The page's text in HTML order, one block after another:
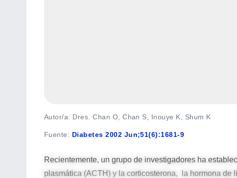
Autor/a: Dres. Chan O, Chan S, Inouye K, Shum K
Fuente: Diabetes 2002 Jun;51(6):1681-9
Recientemente, un grupo de investigadores ha
plasmática (ACTH) y la corticosterona, la hormona de